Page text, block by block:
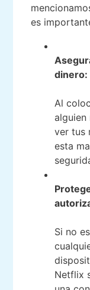
es
dinero:
Al
alguien
ver tus
esta
Si no
Netflix